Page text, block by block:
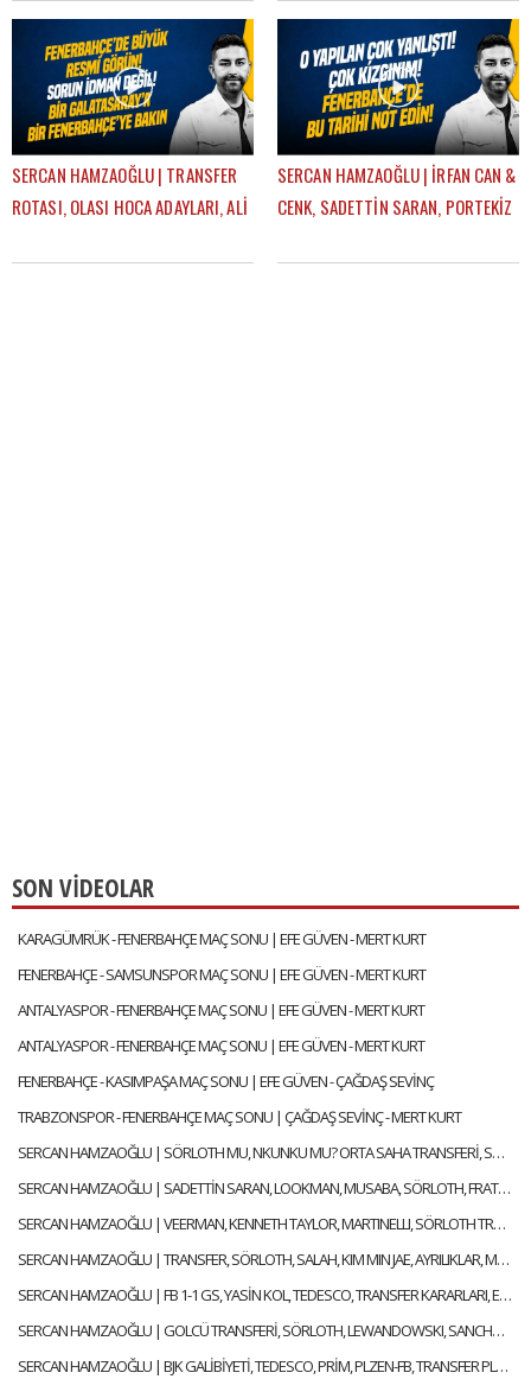
GÜNDEM FENERBAHÇE
SERCAN HAMZAOĞLU | TRANSFER
ROTASI, OLASI HOCA ADAYLARI, ALİ
FENERBAHÇE
SERCAN HAMZAOĞLU | İRFAN CAN &
CENK, SADETTİN SARAN, PORTEKİZ
FENERBAHÇE
SON VİDEOLAR
KARAGÜMRÜK - FENERBAHÇE MAÇ SONU | EFE GÜVEN - MERT KURT
FENERBAHÇE - SAMSUNSPOR MAÇ SONU | EFE GÜVEN - MERT KURT
ANTALYASPOR - FENERBAHÇE MAÇ SONU | EFE GÜVEN - MERT KURT
ANTALYASPOR - FENERBAHÇE MAÇ SONU | EFE GÜVEN - MERT KURT
FENERBAHÇE - KASIMPAŞA MAÇ SONU | EFE GÜVEN - ÇAĞDAŞ SEVİNÇ
TRABZONSPOR - FENERBAHÇE MAÇ SONU | ÇAĞDAŞ SEVİNÇ - MERT KURT
SERCAN HAMZAOĞLU | SÖRLOTH MU, NKUNKU MU? ORTA SAHA TRANSFERİ, SÜPER KUPA | GÜNDEM FENERBAHÇE
SERCAN HAMZAOĞLU | SADETTİN SARAN, LOOKMAN, MUSABA, SÖRLOTH, FRATTESI, TRANSFER | GÜNDEM FENERBAHÇE
SERCAN HAMZAOĞLU | VEERMAN, KENNETH TAYLOR, MARTINELLI, SÖRLOTH TRANSFERİ | GÜNDEM FENERBAHÇE
SERCAN HAMZAOĞLU | TRANSFER, SÖRLOTH, SALAH, KIM MIN JAE, AYRILIKLAR, MERT HAKAN | GÜNDEM FENERBAHÇE
SERCAN HAMZAOĞLU | FB 1-1 GS, YASİN KOL, TEDESCO, TRANSFER KARARLARI, EN NESYRI | GÜNDEM FENERBAHÇE
SERCAN HAMZAOĞLU | GOLCÜ TRANSFERİ, SÖRLOTH, LEWANDOWSKI, SANCHO, RİZESPOR-FB | GÜNDEM FENERBAHÇE
SERCAN HAMZAOĞLU | BJK GALİBİYETİ, TEDESCO, PRİM, PLZEN-FB, TRANSFER PLANI | GÜNDEM FENERBAHÇE